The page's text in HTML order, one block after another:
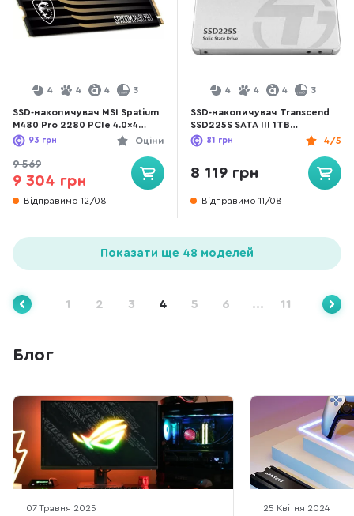
4 4 4 3
SSD-накопичувач MSI Spatium
M480 Pro 2280 PCIe 4.0x4
NVMe 1.4 (S78-440L1G0-P83)Оціни
93 грн
9 569
9 304 грн
Відправимо 12/08
4 4 4 3
SSD-накопичувач Transcend
SSD225S SATA III 1TB
(TS1TSSD225S)
4/5
81 грн
8 119 грн
Відправимо 11/08
Показати ще 48 моделей
1 2 3 4 5 6 ... 11
Блог
07 Травня 2025 25 Квітня 2024